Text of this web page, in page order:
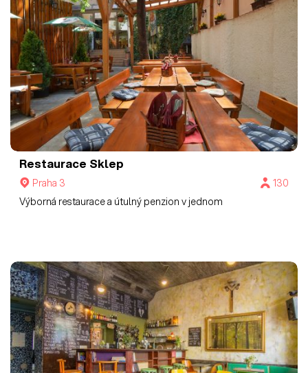
Restaurace Sklep
Praha 3
130
Výborná restaurace a útulný penzion v jednom